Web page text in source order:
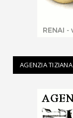
AGENZIA TIZIANA